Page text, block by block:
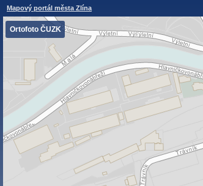
Mapový portál města Zlína
Ortofoto ČUZK